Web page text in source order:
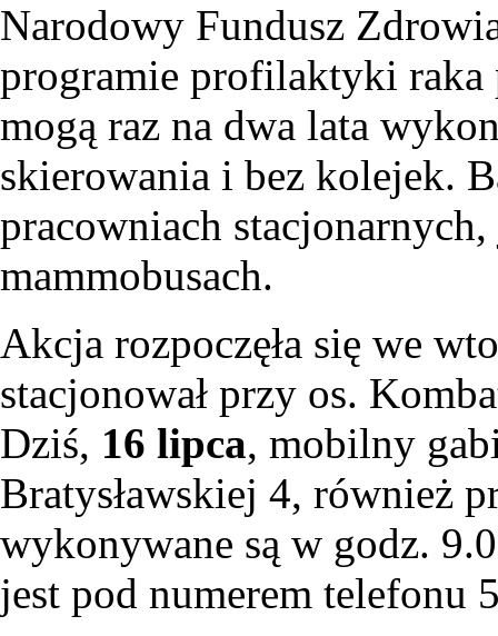
Narodowy Fundusz
programie profilaktyki raka
mogą raz na dwa lata
skierowania i bez kolejek.
pracowniach
mammobusach.
Akcja rozpoczęła się we
stacjonował przy os.
Dziś, 16 lipca, mobilny
Bratysławskiej 4, również
wykonywane są w godz.
jest pod numerem telefonu